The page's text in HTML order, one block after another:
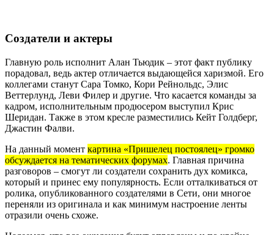
Создатели и актеры
Главную роль исполнит Алан Тьюдик – этот факт публику
порадовал, ведь актер отличается выдающейся харизмой. Его
коллегами станут Сара Томко, Кори Рейнольдс, Элис
Веттерлунд, Леви Филер и другие. Что касается команды за
кадром, исполнительным продюсером выступил Крис
Шеридан. Также в этом кресле разместились Кейт Голдберг,
Джастин Фалви.
На данный момент картина «Пришелец постоялец» громко
обсуждается на тематических форумах. Главная причина
разговоров – смогут ли создатели сохранить дух комикса,
который и принес ему популярность. Если отталкиваться от
ролика, опубликованного создателями в Сети, они многое
переняли из оригинала и как минимум настроение ленты
отразили очень схоже.